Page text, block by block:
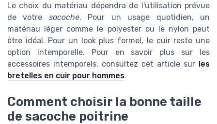
Le choix du matériau dépendra de l'utilisation prévue
de votre sacoche. Pour un usage quotidien, un
matériau léger comme le polyester ou le nylon peut
être idéal. Pour un look plus formel, le cuir reste une
option intemporelle. Pour en savoir plus sur les
accessoires intemporels, consultez cet article sur les
bretelles en cuir pour hommes.
Comment choisir la bonne taille
de sacoche poitrine